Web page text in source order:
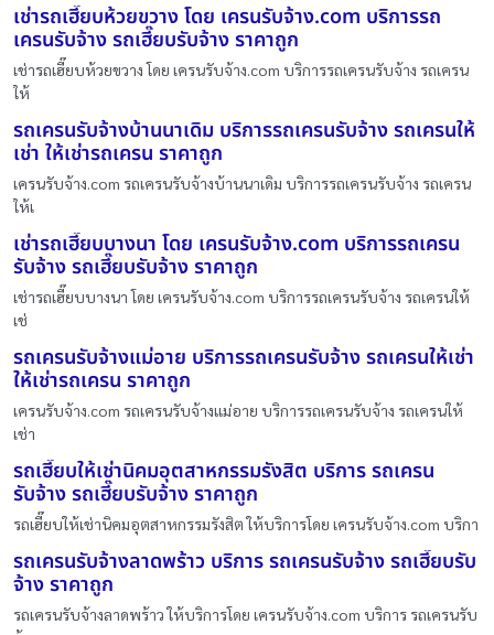
เช่ารถเฮี๊ยบห้วยขวาง โดย เครนรับจ้าง.com บริการรถ
เครนรับจ้าง รถเฮี๊ยบรับจ้าง ราคาถูก
เช่ารถเฮี๊ยบห้วยขวาง โดย เครนรับจ้าง.com บริการรถเครนรับจ้าง รถเครน
ให้
รถเครนรับจ้างบ้านนาเดิม บริการรถเครนรับจ้าง รถเครนให้
เช่า ให้เช่ารถเครน ราคาถูก
เครนรับจ้าง.com รถเครนรับจ้างบ้านนาเดิม บริการรถเครนรับจ้าง รถเครน
ให้เ
เช่ารถเฮี๊ยบบางนา โดย เครนรับจ้าง.com บริการรถเครน
รับจ้าง รถเฮี๊ยบรับจ้าง ราคาถูก
เช่ารถเฮี๊ยบบางนา โดย เครนรับจ้าง.com บริการรถเครนรับจ้าง รถเครนให้
เช่
รถเครนรับจ้างแม่อาย บริการรถเครนรับจ้าง รถเครนให้เช่า
ให้เช่ารถเครน ราคาถูก
เครนรับจ้าง.com รถเครนรับจ้างแม่อาย บริการรถเครนรับจ้าง รถเครนให้
เช่า
รถเฮี๊ยบให้เช่านิคมอุตสาหกรรมรังสิต บริการ รถเครน
รับจ้าง รถเฮี๊ยบรับจ้าง ราคาถูก
รถเฮี๊ยบให้เช่านิคมอุตสาหกรรมรังสิต ให้บริการโดย เครนรับจ้าง.com บริกา
รถเครนรับจ้างลาดพร้าว บริการ รถเครนรับจ้าง รถเฮี๊ยบรับ
จ้าง ราคาถูก
รถเครนรับจ้างลาดพร้าว ให้บริการโดย เครนรับจ้าง.com บริการ รถเครนรับ